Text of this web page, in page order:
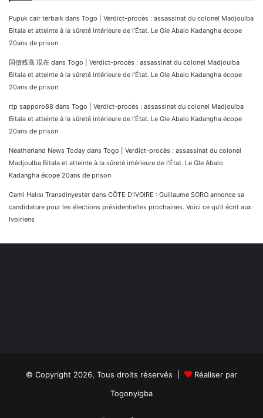
Pupuk cair terbaik dans Togo | Verdict-procès : assassinat du colonel Madjoulba
Bitala et atteinte à la sûreté intérieure de l’État. Le Gle Abalo Kadangha écope
20ans de prison
国債残高 現在 dans Togo | Verdict-procès : assassinat du colonel Madjoulba
Bitala et atteinte à la sûreté intérieure de l’État. Le Gle Abalo Kadangha écope
20ans de prison
rtp sapporo88 dans Togo | Verdict-procès : assassinat du colonel Madjoulba
Bitala et atteinte à la sûreté intérieure de l’État. Le Gle Abalo Kadangha écope
20ans de prison
Neatherland News Today dans Togo | Verdict-procès : assassinat du colonel
Madjoulba Bitala et atteinte à la sûreté intérieure de l’État. Le Gle Abalo
Kadangha écope 20ans de prison
Cami Halısı Transdinyester dans CÔTE D’IVOIRE : Guillaume SORO annonce sa
candidature pour les élections présidentielles prochaines. Voici ce qu’il écrit aux
Ivoiriens
© Copyright 2026, Tous droits réservés |
Réaliser par
Togonyigba